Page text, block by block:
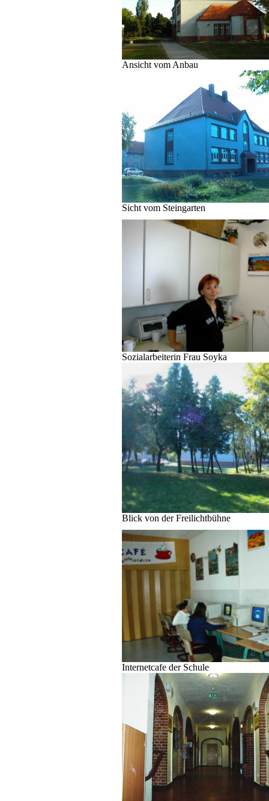
Ansicht vom Anbau
Sicht vom Steingarten
Sozialarbeiterin Frau Soyka
Blick von der Freilichtbühne
Internetcafe der Schule